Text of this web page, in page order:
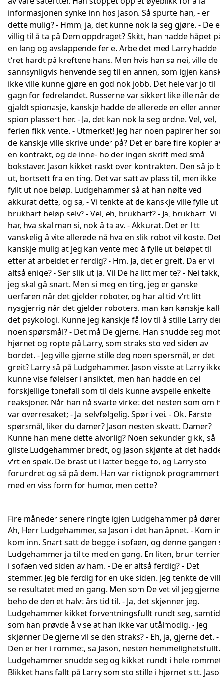
informasjonen synke inn hos Jason. Så spurte han, - er
dette mulig? - Hmm, ja, det kunne nok la seg gjøre. - De
villig til å ta på Dem oppdraget? Skitt, han hadde håpet
en lang og avslappende ferie. Arbeidet med Larry hadde
t‘ret hardt på kreftene hans. Men hvis han sa nei, ville de
sannsynligvis henvende seg til en annen, som igjen
ikke ville kunne gjøre en god nok jobb. Det hele var jo til
gagn for fedrelandet. Russerne var sikkert like ille når
gjaldt spionasje, kanskje hadde de allerede en eller
spion plassert her. - Ja, det kan nok la seg ordne. Vel, vel,
ferien fikk vente. - Utmerket! Jeg har noen papirer her
de kanskje ville skrive under på? Det er bare fire kopier
en kontrakt, og de inne- holder ingen skrift med små
bokstaver. Jason kikket raskt over kontrakten. Den så jo
ut, bortsett fra en ting. Det var satt av plass til, men ikke
fyllt ut noe beløp. Ludgehammer så at han nølte ved
akkurat dette, og sa, - Vi tenkte at de kanskje ville fylle ut
brukbart beløp selv? - Vel, eh, brukbart? - Ja, brukbart. Vi
har, hva skal man si, nok å ta av. - Akkurat. Det er litt
vanskelig å vite allerede nå hva en slik robot vil koste.
kanskje mulig at jeg kan vente med å fylle ut beløpet til
etter at arbeidet er ferdig? - Hm. Ja, det er greit. Da er vi
altså enige? - Ser slik ut ja. Vil De ha litt mer te? - Nei takk,
jeg skal gå snart. Men si meg en ting, jeg er ganske
uerfaren når det gjelder roboter, og har alltid v‘rt litt
nysgjerrig når det gjelder roboters, man kan kanskje
det psykologi. Kunne jeg kanskje få lov til å stille Larry
noen spørsmål? - Det må De gjerne. Han snudde seg mot
hjørnet og ropte på Larry, som straks sto ved siden av
bordet. - Jeg ville gjerne stille deg noen spørsmål, er det
greit? Larry så på Ludgehammer. Jason visste at Larry
kunne vise følelser i ansiktet, men han hadde en del
forskjellige tonefall som til dels kunne avspeile enkelte
reaksjoner. Når han nå svarte virket det nesten som om
var overresaket; - Ja, selvfølgelig. Spør i vei. - Ok. Første
spørsmål, liker du damer? Jason nesten skvatt. Damer?
Kunne han mene dette alvorlig? Noen sekunder gikk, så
gliste Ludgehammer bredt, og Jason skjønte at det
v‘rt en spøk. De brast ut i latter begge to, og Larry sto
forundret og så på dem. Han var riktignok programmert
med en viss form for humor, men dette?
Fire måneder senere ringte igjen Ludgehammer på
Ah, Herr Ludgehammer, sa Jason i det han åpnet. - Kom
kom inn. Snart satt de begge i sofaen, og denne gangen
Ludgehammer ja til te med en gang. En liten, brun
i sofaen ved siden av ham. - De er altså ferdig? - Det
stemmer. Jeg ble ferdig for en uke siden. Jeg tenkte de
se resultatet med en gang. Men som De vet vil jeg gjerne
beholde den et halvt års tid til. - Ja, det skjønner jeg.
Ludgehammer kikket forventningsfullt rundt seg,
som han prøvde å vise at han ikke var utålmodig. - Jeg
skjønner De gjerne vil se den straks? - Eh, ja, gjerne det. -
Den er her i rommet, sa Jason, nesten hemmelighetsfullt.
Ludgehammer snudde seg og kikket rundt i hele
Blikket hans fallt på Larry som sto stille i hjørnet sitt.